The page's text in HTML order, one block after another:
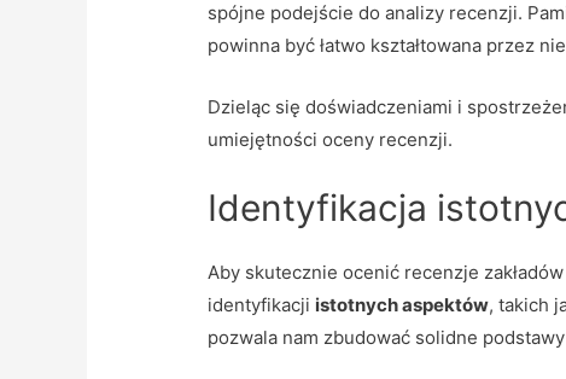
spójne podejście do analizy recenzji.
powinna być łatwo kształtowana przez
Dzieląc się doświadczeniami i
umiejętności oceny recenzji.
Identyfikacja
Aby skutecznie ocenić recenzje
identyfikacji istotnych aspektów, takich
pozwala nam zbudować solidne